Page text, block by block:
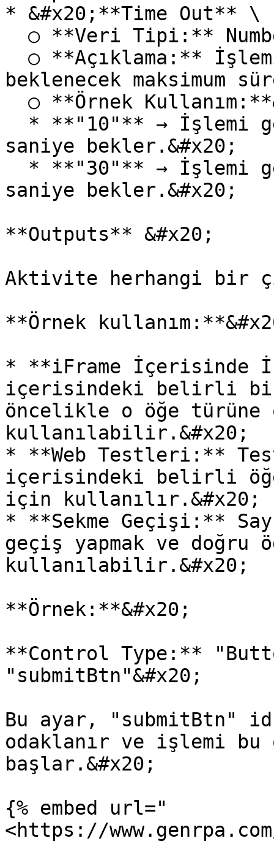
* &#x20;**Time Out** \
beklenecek maksimum
saniye bekler.&#x20;
saniye bekler.&#x20;
**Outputs** &#x20;
Aktivite herhangi bir
**Örnek
* **iFrame İçerisinde
içerisindeki belirli bir
öncelikle o öğe türüne
kullanılabilir.&#x20;
* **Web Testleri:**
içerisindeki belirli
için kullanılır.&#x20;
* **Sekme Geçişi:**
geçiş yapmak ve doğru
kullanılabilir.&#x20;
**Örnek:**&#x20;
**Control Type:**
"submitBtn"&#x20;
Bu ayar, "submitBtn"
odaklanır ve işlemi bu
başlar.&#x20;
{% embed url="
<https://